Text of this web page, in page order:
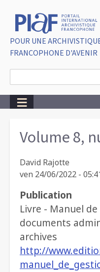
POUR UNE
FRANCOPHONE D'AVENIR
Volume 8,
David Rajotte
ven 24/06/2022 -
Publication
Livre - Manuel
documents
archives
http://